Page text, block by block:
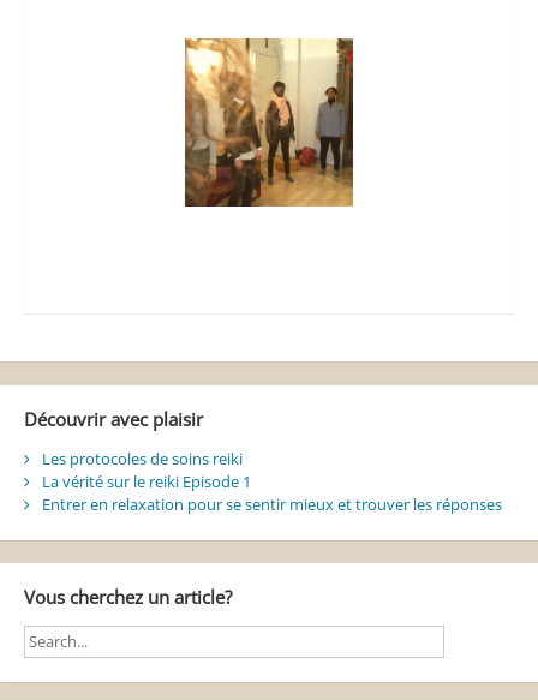
Découvrir avec plaisir
Les protocoles de soins reiki
La vérité sur le reiki Episode 1
Entrer en relaxation pour se sentir mieux et trouver les réponses
Vous cherchez un article?